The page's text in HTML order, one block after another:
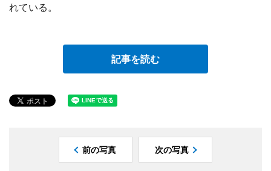
れている。
記事を読む
前の写真 次の写真